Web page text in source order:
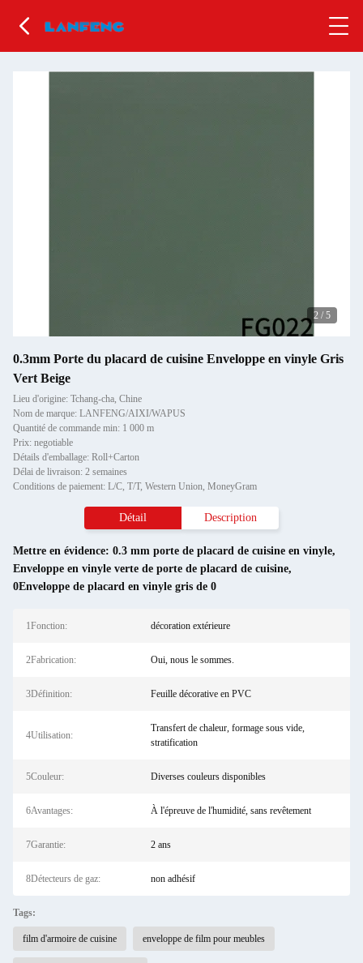
2 / 5
0.3mm Porte du placard de cuisine Enveloppe en vinyle Gris
Vert Beige
Lieu d'origine: Tchang-cha, Chine
Nom de marque: LANFENG/AIXI/WAPUS
Quantité de commande min: 1 000 m
Prix: negotiable
Détails d'emballage: Roll+Carton
Délai de livraison: 2 semaines
Conditions de paiement: L/C, T/T, Western Union, MoneyGram
Détail Description
Mettre en évidence: 0.3 mm porte de placard de cuisine en vinyle,
Enveloppe en vinyle verte de porte de placard de cuisine,
0Enveloppe de placard en vinyle gris de 0
1Fonction: décoration extérieure
2Fabrication: Oui, nous le sommes.
3Définition: Feuille décorative en PVC
4Utilisation:
Transfert de chaleur, formage sous vide,
stratification
5Couleur: Diverses couleurs disponibles
6Avantages: À l'épreuve de l'humidité, sans revêtement
7Garantie: 2 ans
8Détecteurs de gaz: non adhésif
Tags:
film d'armoire de cuisine enveloppe de film pour meubles